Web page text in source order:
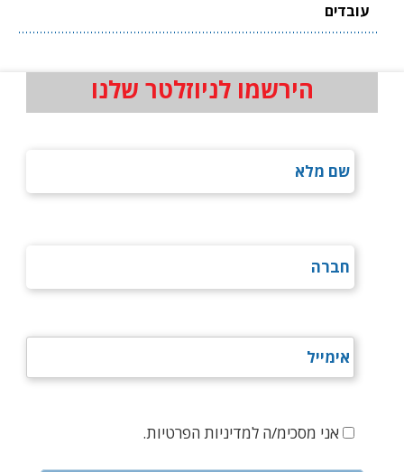
עובדים
הירשמו לניוזלטר שלנו
אני מסכימ/ה למדיניות הפרטיות.